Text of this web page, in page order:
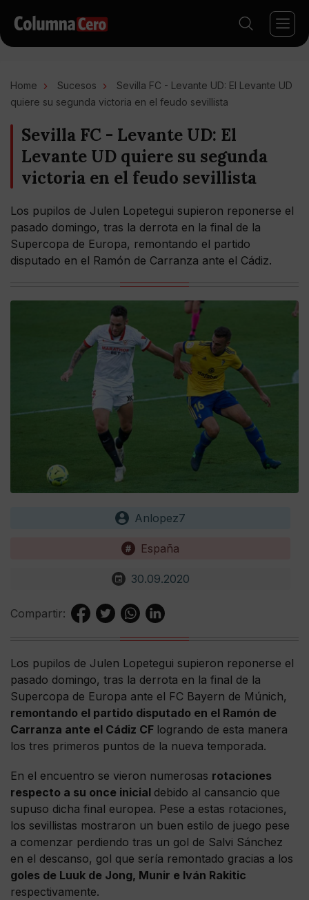
Home Sucesos
Sevilla FC - Levante UD: El Levante UD
quiere su segunda victoria en el feudo sevillista
Sevilla FC - Levante UD: El
Levante UD quiere su segunda
victoria en el feudo sevillista
Los pupilos de Julen Lopetegui supieron reponerse el
pasado domingo, tras la derrota en la final de la
Supercopa de Europa, remontando el partido
disputado en el Ramón de Carranza ante el Cádiz.
Anlopez7
España
30.09.2020
Compartir:
Los pupilos de Julen Lopetegui supieron reponerse el
pasado domingo, tras la derrota en la final de la
Supercopa de Europa ante el FC Bayern de Múnich,
remontando el partido disputado en el Ramón de
Carranza ante el Cádiz CF logrando de esta manera
los tres primeros puntos de la nueva temporada.
En el encuentro se vieron numerosas rotaciones
respecto a su once inicial debido al cansancio que
supuso dicha final europea. Pese a estas rotaciones,
los sevillistas mostraron un buen estilo de juego pese
a comenzar perdiendo tras un gol de Salvi Sánchez
en el descanso, gol que sería remontado gracias a los
goles de Luuk de Jong, Munir e Iván Rakitic
respectivamente.